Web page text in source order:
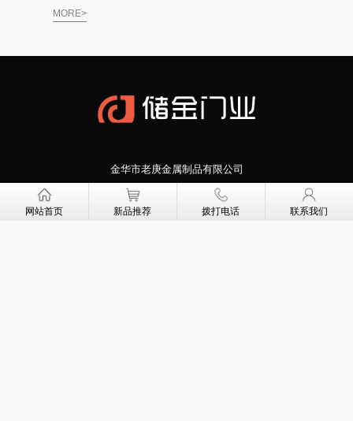
MORE>
金华市老庚金属制品有限公司
地址：浙江省武义县牛背金工业区沈宝路
电话：0579-87082171
网站首页 新品推荐 拨打电话 联系我们